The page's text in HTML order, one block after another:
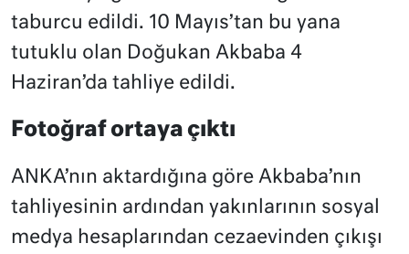
taburcu edildi. 10 Mayıs’tan bu yana
tutuklu olan Doğukan Akbaba 4
Haziran’da tahliye edildi.
Fotoğraf ortaya çıktı
ANKA’nın aktardığına göre Akbaba’nın
tahliyesinin ardından yakınlarının sosyal
medya hesaplarından cezaevinden çıkışı